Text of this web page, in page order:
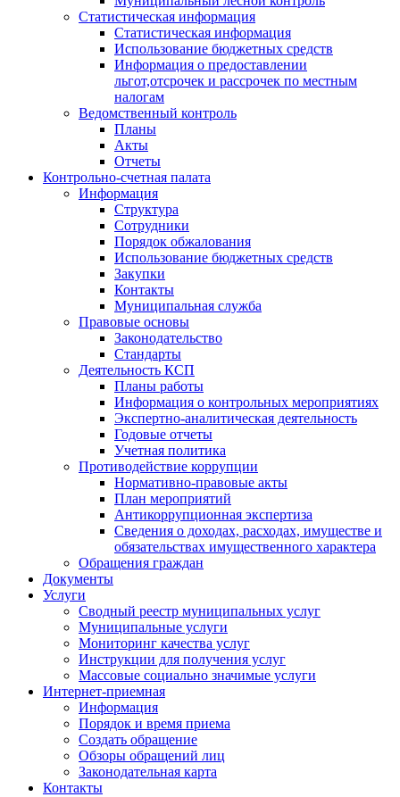
Статистическая информация
Статистическая информация
Использование бюджетных средств
Информация о предоставлении
льгот,отсрочек и рассрочек по местным
налогам
Ведомственный контроль
Планы
Акты
Отчеты
Контрольно-счетная палата
Информация
Структура
Сотрудники
Порядок обжалования
Использование бюджетных средств
Закупки
Контакты
Муниципальная служба
Правовые основы
Законодательство
Стандарты
Деятельность КСП
Планы работы
Информация о контрольных мероприятиях
Экспертно-аналитическая деятельность
Годовые отчеты
Учетная политика
Противодействие коррупции
Нормативно-правовые акты
План мероприятий
Антикоррупционная экспертиза
Сведения о доходах, расходах, имуществе и
обязательствах имущественного характера
Обращения граждан
Документы
Услуги
Сводный реестр муниципальных услуг
Муниципальные услуги
Мониторинг качества услуг
Инструкции для получения услуг
Массовые социально значимые услуги
Интернет-приемная
Информация
Порядок и время приема
Создать обращение
Обзоры обращений лиц
Законодательная карта
Контакты